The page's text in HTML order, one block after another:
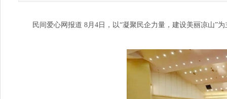
民间爱心网报道 8月4日，以“凝聚民企力量，建设美丽凉山”